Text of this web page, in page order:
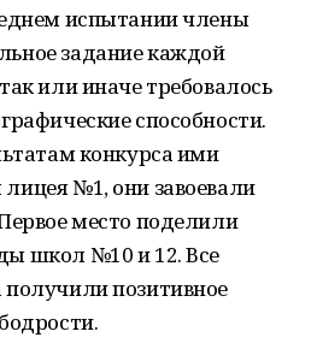
испытании члены
задание каждой
или иначе требовалось
способности.
конкурса ими
№1, они завоевали
место поделили
школ №10 и 12. Все
позитивное